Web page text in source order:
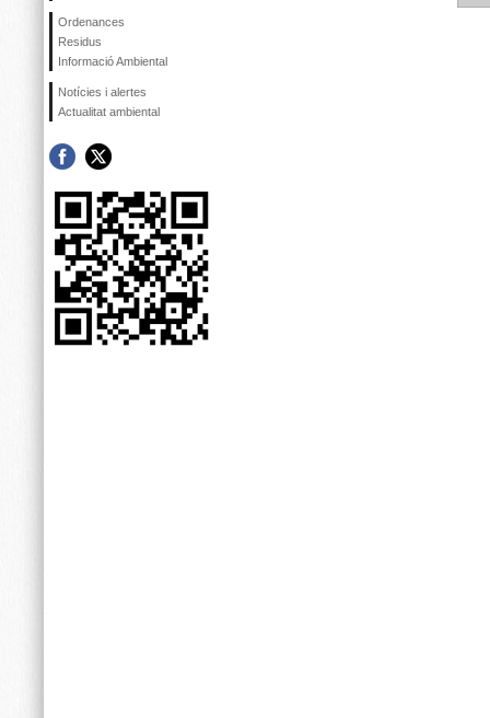
Ordenances
Residus
Informació Ambiental
Notícies i alertes
Actualitat ambiental